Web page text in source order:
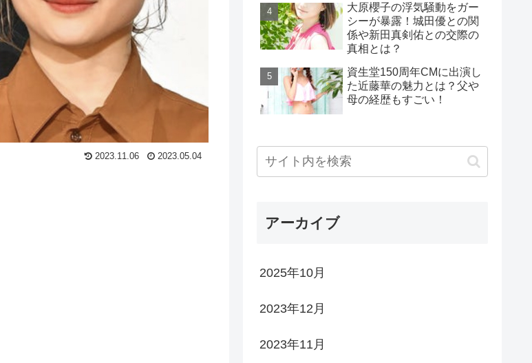
2023.11.06 2023.05.04
大原櫻子の浮気騒動をガー
シーが暴露！城田優との関
係や新田真剣佑との交際の
真相とは？
資生堂150周年CMに出演し
た近藤華の魅力とは？父や
母の経歴もすごい！
アーカイブ
2025年10月
2023年12月
2023年11月